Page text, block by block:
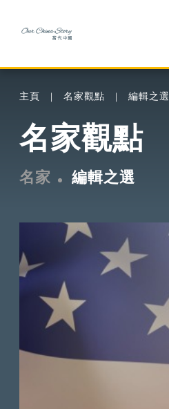
主頁 名家觀點 編輯之選
名家觀點
名家 編輯之選